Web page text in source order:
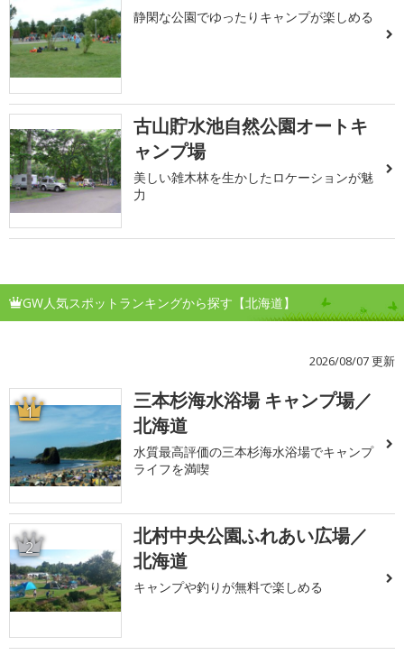
静閑な公園でゆったりキャンプが楽しめる
古山貯水池自然公園オートキ
ャンプ場
美しい雑木林を生かしたロケーションが魅
力
GW人気スポットランキングから探す【北海道】
2026/08/07 更新
1
三本杉海水浴場 キャンプ場／
北海道
水質最高評価の三本杉海水浴場でキャンプ
ライフを満喫
2
北村中央公園ふれあい広場／
北海道
キャンプや釣りが無料で楽しめる